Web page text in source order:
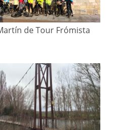
de Tour Frómista